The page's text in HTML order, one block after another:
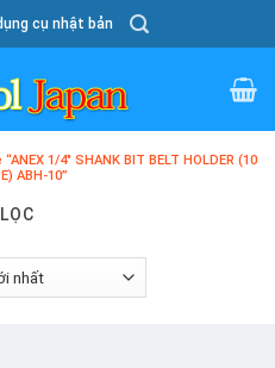
cụ nhật bản
1/4" SHANK BIT BELT HOLDER (10
ABH-10”
LỌC